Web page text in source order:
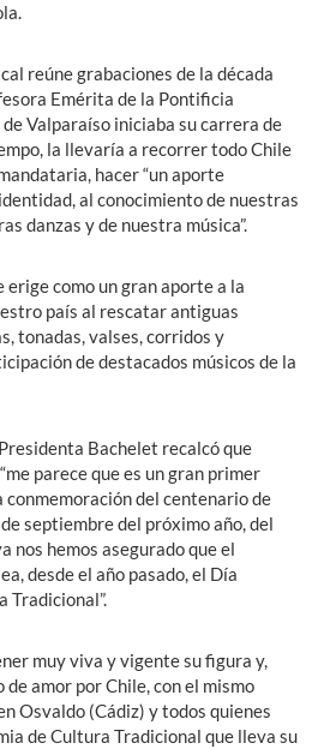
reúne grabaciones de la década
Emérita de la Pontificia
Valparaíso iniciaba su carrera de
la llevaría a recorrer todo Chile
hacer “un aporte
al conocimiento de nuestras
danzas y de nuestra música”.
erige como un gran aporte a la
país al rescatar antiguas
tonadas, valses, corridos y
de destacados músicos de la
Bachelet recalcó que
parece que es un gran primer
conmemoración del centenario de
septiembre del próximo año, del
nos hemos asegurado que el
desde el año pasado, el Día
Tradicional”.
muy viva y vigente su figura y,
amor por Chile, con el mismo
Osvaldo (Cádiz) y todos quienes
de Cultura Tradicional que lleva su